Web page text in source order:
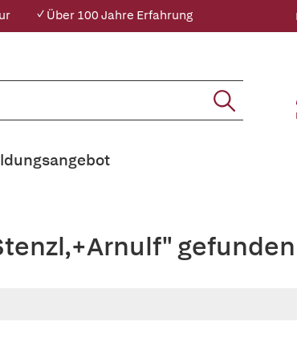
✓ Über 100 Jahre Erfahrung